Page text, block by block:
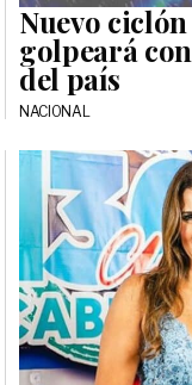
Nuevo
golpeará
del país
NACIONAL